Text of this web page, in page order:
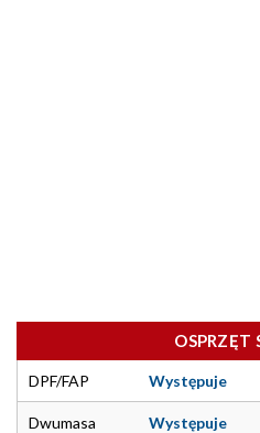
OSPRZĘT
DPF/FAP Występuje
Dwumasa Występuje